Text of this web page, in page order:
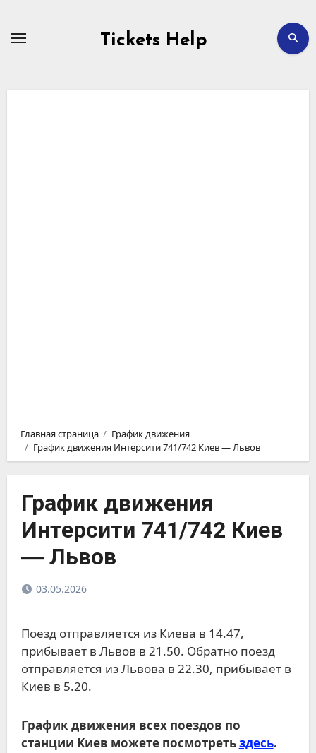
содержимому
Tickets Help
Главная страница
График движения
График движения Интерсити 741/742 Киев ― Львов
График движения
Интерсити 741/742 Киев
― Львов
03.05.2026
Поезд отправляется из Киева в 14.47,
прибывает в Львов в 21.50. Обратно поезд
отправляется из Львова в 22.30, прибывает в
Киев в 5.20.
График движения всех поездов по
станции Киев можете посмотретьздесь.